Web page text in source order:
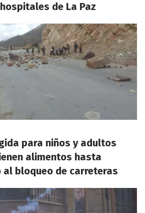
de La Paz
para niños y adultos
alimentos hasta
al bloqueo de carreteras